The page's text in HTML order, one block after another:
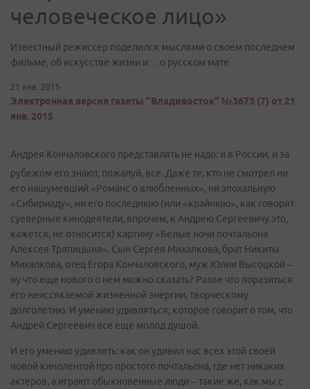
человеческое лицо»
Известный режиссер поделился мыслями о своем последнем
фильме, об искусстве жизни и… о русском мате
21 янв. 2015
Электронная версия газеты "Владивосток" №3673 (7) от 21
янв. 2015
Андрея Кончаловского представлять не надо: и в России, и за
рубежом его знают, пожалуй, все. Даже те, кто не смотрел ни
его нашумевший «Романс о влюбленных», ни эпохальную
«Сибириаду», ни его последнюю (или «крайнюю», как говорят
суеверные кинодеятели, впрочем, к Андрею Сергеевичу это,
кажется, не относится) картину «Белые ночи почтальона
Алексея Тряпицына». Сын Сергея Михалкова, брат Никиты
Михалкова, отец Егора Кончаловского, муж Юлии Высоцкой –
ну что еще нового о нем можно сказать? Разве что поразиться
его неиссякаемой жизненной энергии, творческому
долголетию. И умению удивляться, которое говорит о том, что
Андрей Сергеевич все еще молод душой.
И его умению удивлять: как он удивил нас всех этой своей
новой кинолентой про простого почтальона, где нет никаких
актеров, а играют обыкновенные люди – такие же, как мы с